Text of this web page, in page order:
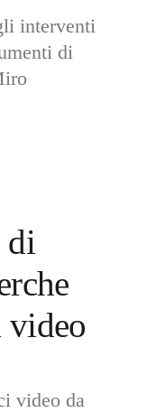
interventi
di
di
video
video da